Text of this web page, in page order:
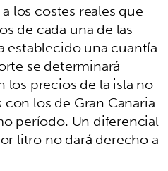
los costes reales que
de cada una de las
establecido una cuantía
se determinará
precios de la isla no
los de Gran Canaria
período. Un diferencial
litro no dará derecho a